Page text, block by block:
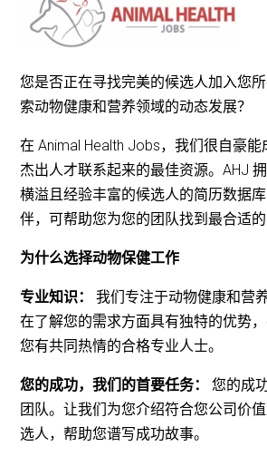
您是否正在寻找完美的候选人加入您
索动物健康和营养领域的动态发展？
在 Animal Health Jobs，我们很自豪
杰出人才联系起来的最佳资源。AHJ
横溢且经验丰富的候选人的简历数据
伴，可帮助您为您的团队找到最合适的
为什么选择动物保健工作
专业知识：我们专注于动物健康和营
在了解您的需求方面具有独特的优势
您有共同热情的合格专业人士。
您的成功，我们的首要任务：您的成
团队。让我们为您介绍符合您公司价
选人，帮助您谱写成功故事。